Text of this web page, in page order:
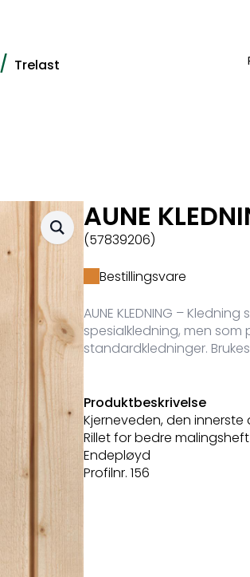
/ Trelast
AUNE
(57839206)
Bestillingsvare
AUNE KLEDNING –
spesialkledning, men
standardkledninger.
Produktbeskrivelse
Kjerneveden, den innerste
Rillet for bedre malingsheft
Endepløyd
Profilnr. 156